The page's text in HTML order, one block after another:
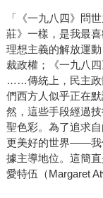
「《一九八四》問
莊》一樣，是我最
理想主義的解放運
裁政權；《一九八
……傳統上，民主政
們西方人似乎正在
然，這些手段經過
聖色彩。為了追求
更美好的世界――我
據主導地位。這簡
愛特伍（Margaret